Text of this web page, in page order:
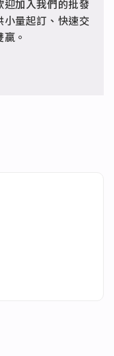
理。
迎加入我們的批發
小量起訂、快速交
。